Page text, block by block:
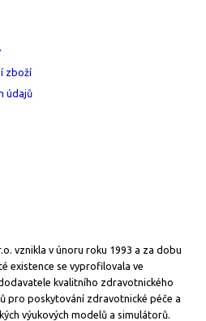
zboží
údajů
vznikla v únoru roku 1993 a za dobu
existence se vyprofilovala ve
kvalitního zdravotnického
pro poskytování zdravotnické péče a
výukových modelů a simulátorů.